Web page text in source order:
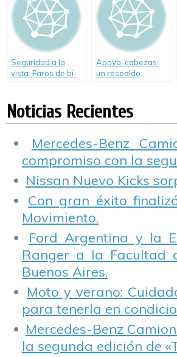
Caminos Seguros»
Seguridad a la
vista: Faros de bi-
Apoya-cabezas:
un respaldo
Noticias Recientes
Mercedes-Benz
compromiso con la
Nissan Nuevo Kicks
Con gran éxito
Movimiento.
Ford Argentina y la
Ranger a la Facultad
Buenos Aires.
Moto y verano:
para tenerla en
Mercedes-Benz
la segunda edición de